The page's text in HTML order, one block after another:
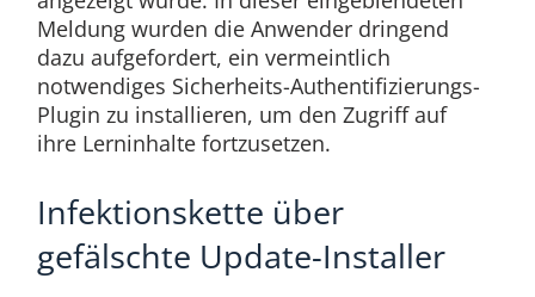
Meldung wurden die Anwender dringend
dazu aufgefordert, ein vermeintlich
notwendiges Sicherheits-Authentifizierungs-
Plugin zu installieren, um den Zugriff auf
ihre Lerninhalte fortzusetzen.
Infektionskette über
gefälschte Update-Installer